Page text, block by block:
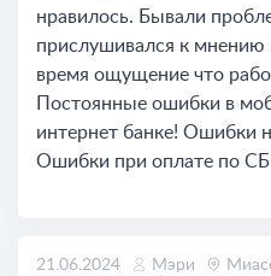
нравилось. Бывали
прислушивался к мнению
время ощущение что
Постоянные ошибки в
интернет банке! Ошибки
Ошибки при оплате по
21.06.2024 Мэри